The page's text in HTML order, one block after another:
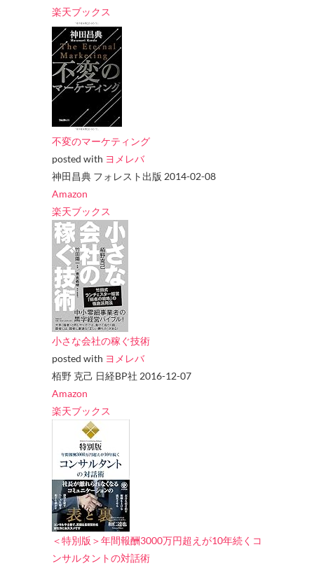
楽天ブックス
不変のマーケティング
posted with ヨメレバ
神田昌典 フォレスト出版 2014-02-08
Amazon
楽天ブックス
小さな会社の稼ぐ技術
posted with ヨメレバ
栢野 克己 日経BP社 2016-12-07
Amazon
楽天ブックス
＜特別版＞年間報酬3000万円超えが10年続くコ
ンサルタントの対話術